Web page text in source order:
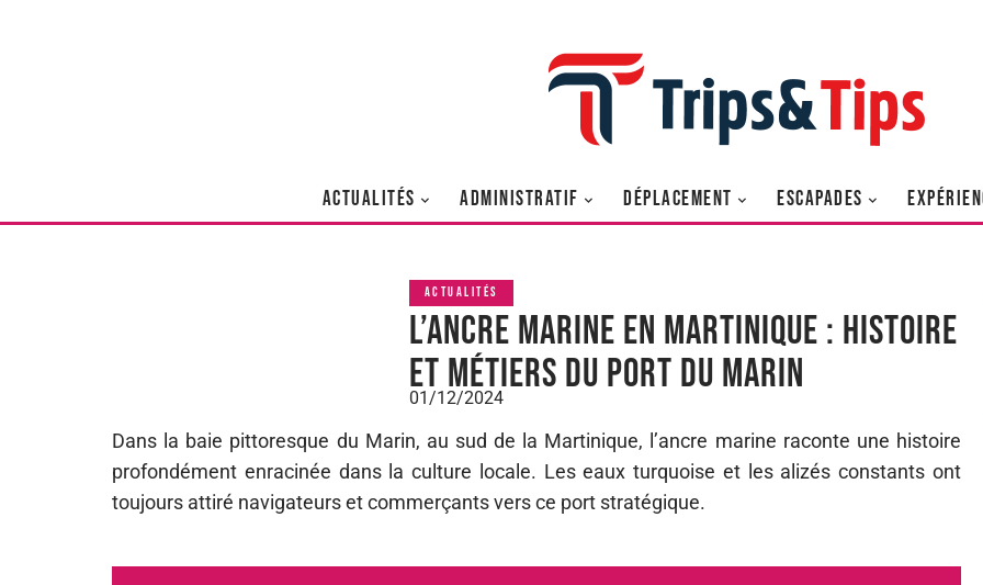
ACTUALITÉS ADMINISTRATIF DÉPLACEMENT ESCAPADES
ACTUALITÉS
L’ancre marine en Martinique : histoire
et métiers du port du Marin
01/12/2024
Dans la baie pittoresque du Marin, au sud de la Martinique, l’ancre marine raconte une histoire
profondément enracinée dans la culture locale. Les eaux turquoise et les alizés constants ont
toujours attiré navigateurs et commerçants vers ce port stratégique.